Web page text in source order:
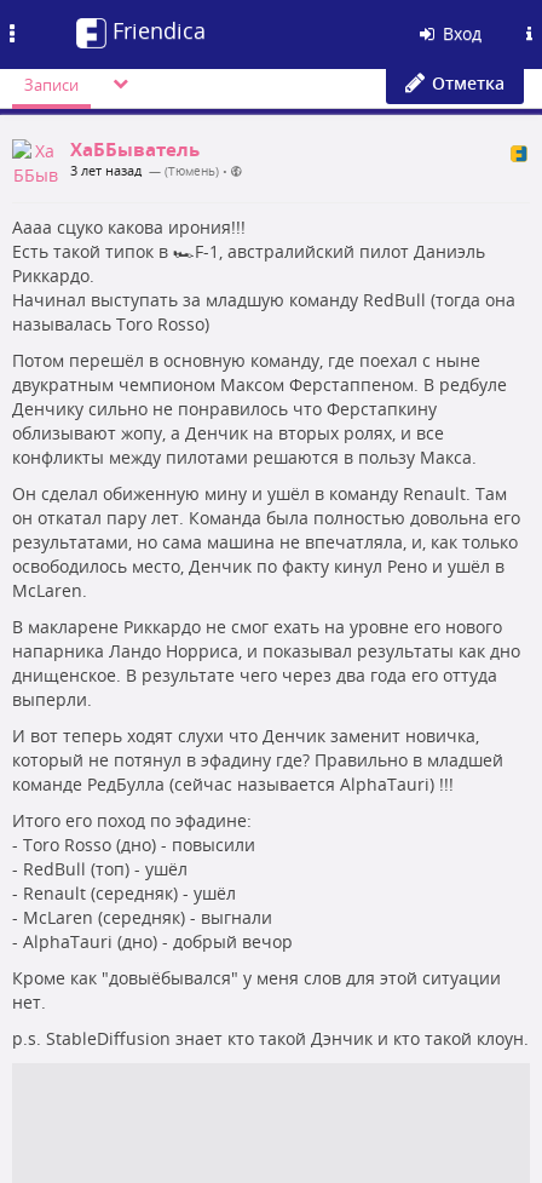
Friendica Вход
Записи Отметка
ХаББыватель
3 лет назад — (Тюмень) •
Аааа сцуко какова ирония!!!
Есть такой типок в 🏎️F-1, австралийский пилот Даниэль
Риккардо.
Начинал выступать за младшую команду RedBull (тогда она
называлась Toro Rosso)
Потом перешёл в основную команду, где поехал с ныне
двукратным чемпионом Максом Ферстаппеном. В редбуле
Денчику сильно не понравилось что Ферстапкину
облизывают жопу, а Денчик на вторых ролях, и все
конфликты между пилотами решаются в пользу Макса.
Он сделал обиженную мину и ушёл в команду Renault. Там
он откатал пару лет. Команда была полностью довольна его
результатами, но сама машина не впечатляла, и, как только
освободилось место, Денчик по факту кинул Рено и ушёл в
McLaren.
В макларене Риккардо не смог ехать на уровне его нового
напарника Ландо Норриса, и показывал результаты как дно
днищенское. В результате чего через два года его оттуда
выперли.
И вот теперь ходят слухи что Денчик заменит новичка,
который не потянул в эфадину где? Правильно в младшей
команде РедБулла (сейчас называется AlphaTauri) !!!
Итого его поход по эфадине:
- Toro Rosso (дно) - повысили
- RedBull (топ) - ушёл
- Renault (середняк) - ушёл
- McLaren (середняк) - выгнали
- AlphaTauri (дно) - добрый вечор
Кроме как "довыёбывался" у меня слов для этой ситуации
нет.
p.s. StableDiffusion знает кто такой Дэнчик и кто такой клоун.